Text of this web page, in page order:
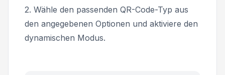
2. Wähle den passenden QR-Code-Typ aus
den angegebenen Optionen und aktiviere den
dynamischen Modus.